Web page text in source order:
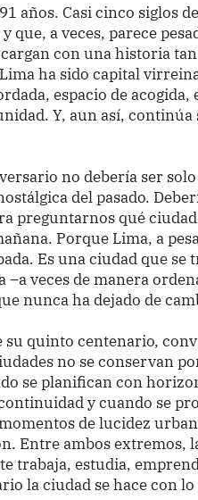
años. Casi cinco siglos
que, a veces, parece
con una historia
ha sido capital
espacio de acogida,
Y, aun así, continúa
no debería ser
del pasado.
preguntarnos qué
Porque Lima, a
Es una ciudad que se
–a veces de manera
nunca ha dejado de
su quinto centenario,
no se conservan
se planifican con
y cuando se
de lucidez
Entre ambos extremos,
trabaja, estudia,
la ciudad se hace con